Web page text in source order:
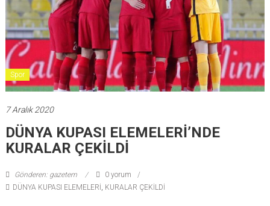
Spor
7 Aralık 2020
DÜNYA KUPASI ELEMELERİ’NDE
KURALAR ÇEKİLDİ
Gönderen: gazetem
0 yorum
DÜNYA KUPASI ELEMELERİ, KURALAR ÇEKİLDİ